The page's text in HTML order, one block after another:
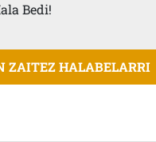
Bedi!
ZAITEZ HALABELARRI